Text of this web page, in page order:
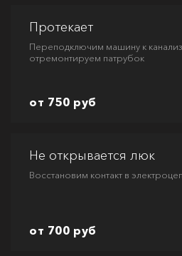
Протекает
Переподключим машину к
отремонтируем патрубок
от 750 руб
Не открывается люк
Восстановим контакт в
от 700 руб